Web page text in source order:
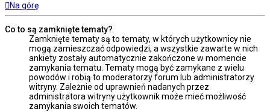
Na górę
Co to są zamknięte tematy?
Zamknięte tematy są to tematy, w których użytkownicy nie
mogą zamieszczać odpowiedzi, a wszystkie zawarte w nich
ankiety zostały automatycznie zakończone w momencie
zamykania tematu. Tematy mogą być zamykane z wielu
powodów i robią to moderatorzy forum lub administratorzy
witryny. Zależnie od uprawnień nadanych przez
administratora witryny użytkownik może mieć możliwość
zamykania swoich tematów.